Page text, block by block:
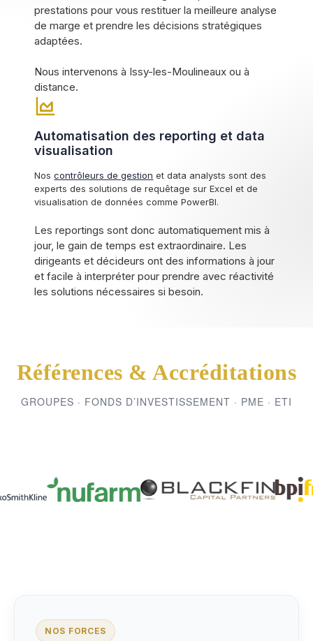
prestations pour vous restituer la meilleure analyse
de marge et prendre les décisions stratégiques
adaptées.
Nous intervenons à Issy-les-Moulineaux ou à
distance.
Automatisation des reporting et data
visualisation
Noscontrôleurs de gestion et data analysts sont des
experts des solutions de requêtage sur Excel et de
visualisation de données comme PowerBI.
Les reportings sont donc automatiquement mis à
jour, le gain de temps est extraordinaire. Les
dirigeants et décideurs ont des informations à jour
et facile à interpréter pour prendre avec réactivité
les solutions nécessaires si besoin.
Références & Accréditations
GROUPES · FONDS D’INVESTISSEMENT · PME · ETI
NOS FORCES